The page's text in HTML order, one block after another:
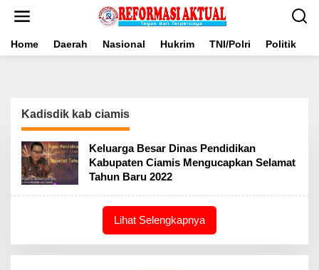
Home Daerah Nasional Hukrim TNI/Polri Politik
Kadisdik kab ciamis
Keluarga Besar Dinas Pendidikan
Kabupaten Ciamis Mengucapkan Selamat
Tahun Baru 2022
Lihat Selengkapnya